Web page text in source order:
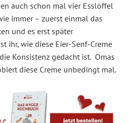
auch schon mal vier Esslöffel
immer – zuerst einmal das
und es erst später
ihr, wie diese Eier-Senf-Creme
Konsistenz gedacht ist. Omas
diese Creme unbedingt mal.